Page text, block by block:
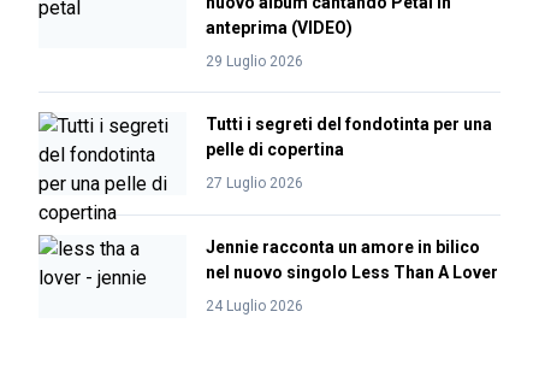
anteprima (VIDEO)
29 Luglio 2026
Tutti i segreti del fondotinta per una
pelle di copertina
27 Luglio 2026
Jennie racconta un amore in bilico
nel nuovo singolo Less Than A Lover
24 Luglio 2026